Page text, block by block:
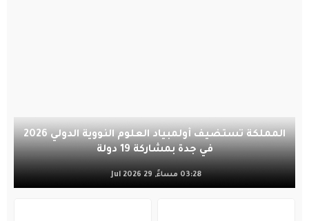
المملكة تستضيف أولمبياد العلوم النووية الدولي 2026
في جدة بمشاركة 19 دولة
03:28 مساءً, 29 Jul 2026